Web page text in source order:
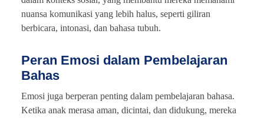
nuansa komunikasi yang lebih halus, seperti giliran
berbicara, intonasi, dan bahasa tubuh.
Peran Emosi dalam Pembelajaran
Bahas
Emosi juga berperan penting dalam pembelajaran bahasa.
Ketika anak merasa aman, dicintai, dan didukung, mereka